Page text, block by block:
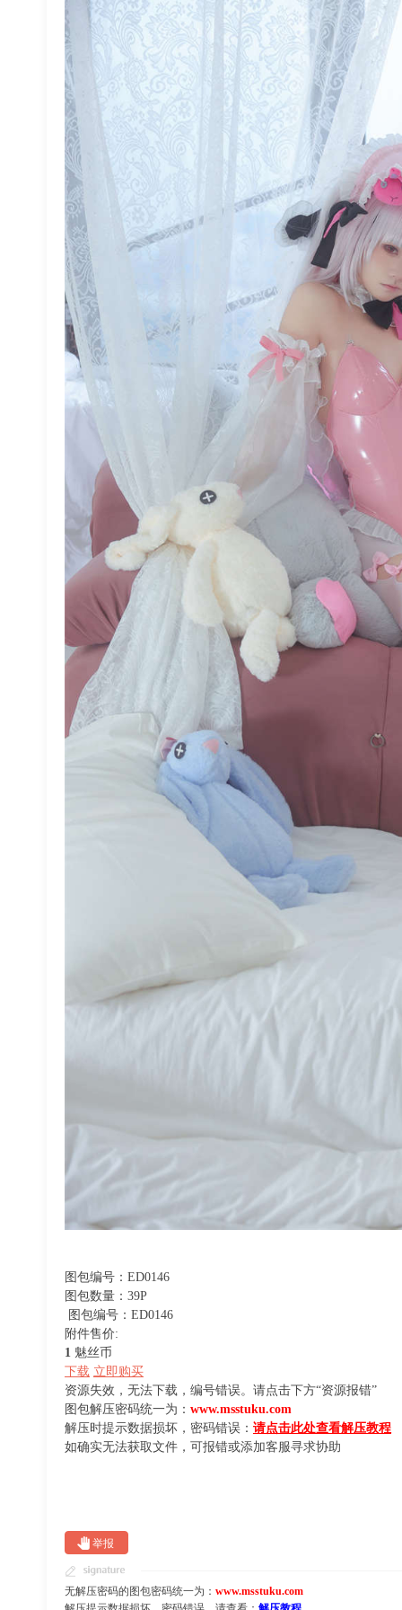
图包编号：ED0146
图包数量：39P
图包编号：ED0146
附件售价:
1 魅丝币
下载 立即购买
资源失效，无法下载，编号错误。请点击下方“资源报错”
图包解压密码统一为： www.msstuku.com
解压时提示数据损坏，密码错误： 请点击此处查看解压教程
如确实无法获取文件，可报错或添加客服寻求协助
举报
无解压密码的图包密码统一为： www.msstuku.com